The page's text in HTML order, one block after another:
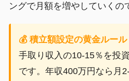
ングで月額を増やしていくの
💰 積立額設定の黄金ルール
手取り収入の10-15％を投
です。年収400万円なら月